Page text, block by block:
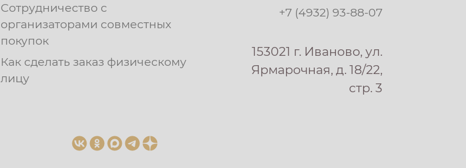
Сотрудничество с
организаторами совместных
покупок
Как сделать заказ физическому
лицу
+7 (4932) 93-88-07
153021 г. Иваново, ул.
Ярмарочная, д. 18/22,
стр. 3